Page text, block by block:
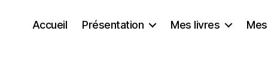
Accueil Présentation Mes livres